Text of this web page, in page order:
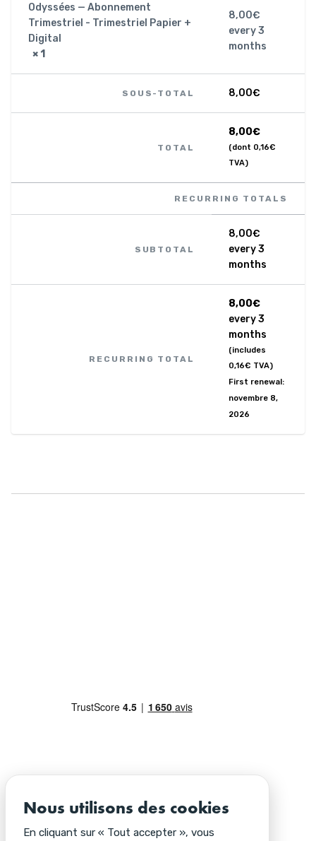
Odyssées — Abonnement
Trimestriel - Trimestriel Papier +
Digital
× 1
8,00€
every 3
months
SOUS-TOTAL 8,00€
TOTAL
8,00€
(dont 0,16€
TVA)
RECURRING TOTALS
SUBTOTAL
8,00€
every 3
months
RECURRING TOTAL
8,00€
every 3
months
(includes
0,16€ TVA)
First renewal:
novembre 8,
2026
Nous utilisons des cookies
En cliquant sur « Tout accepter », vous